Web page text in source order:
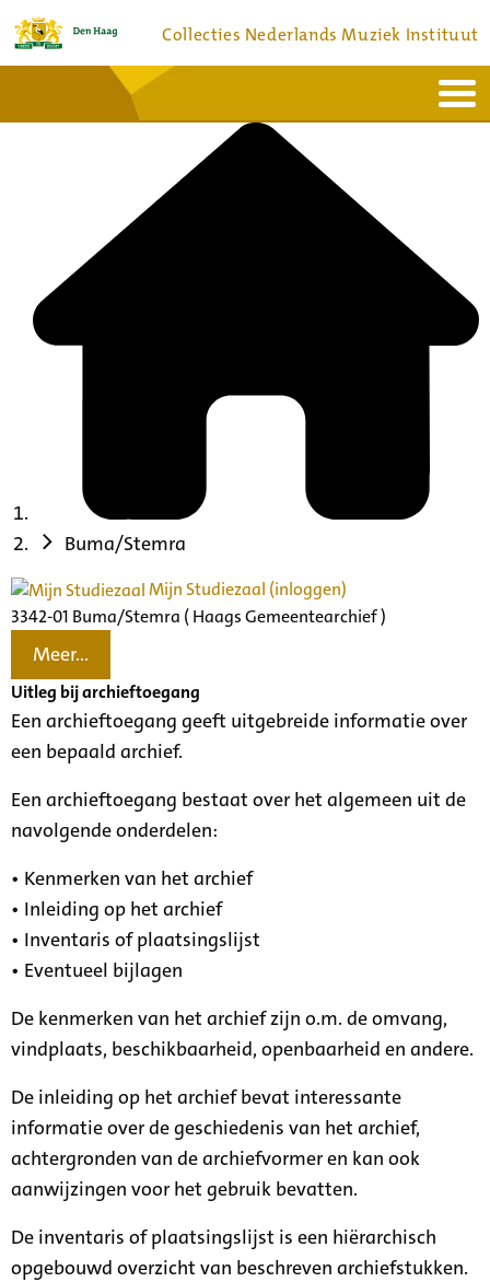
Collecties Nederlands Muziek Instituut
Bronnen en collecties
Buma/Stemra
Mijn Studiezaal (inloggen)
3342-01 Buma/Stemra ( Haags Gemeentearchief )
Meer...
Uitleg bij archieftoegang
Een archieftoegang geeft uitgebreide informatie over
een bepaald archief.
Een archieftoegang bestaat over het algemeen uit de
navolgende onderdelen:
• Kenmerken van het archief
• Inleiding op het archief
• Inventaris of plaatsingslijst
• Eventueel bijlagen
De kenmerken van het archief zijn o.m. de omvang,
vindplaats, beschikbaarheid, openbaarheid en andere.
De inleiding op het archief bevat interessante
informatie over de geschiedenis van het archief,
achtergronden van de archiefvormer en kan ook
aanwijzingen voor het gebruik bevatten.
De inventaris of plaatsingslijst is een hiërarchisch
opgebouwd overzicht van beschreven archiefstukken.